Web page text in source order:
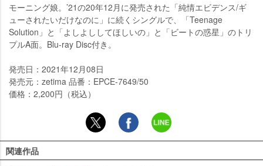
モーニング娘。’21の20年12月に発売された「純情エビデンス/ギ
ューされたいだけなのに」に続くシングルで、「Teenage
Solution」と「よしよししてほしいの」と「ビートの惑星」のトリ
プルA面。Blu-ray Disc付き。
発売日：2021年12月08日
発売元：zetima 品番：EPCE-7649/50
価格：2,200円（税込）
関連作品